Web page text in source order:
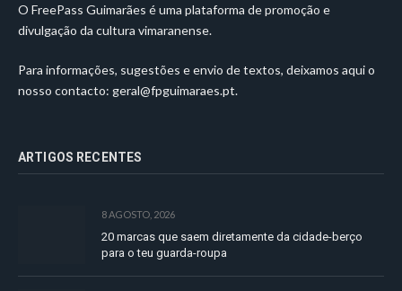
O FreePass Guimarães é uma plataforma de promoção e
divulgação da cultura vimaranense.
Para informações, sugestões e envio de textos, deixamos aqui o
nosso contacto: geral@fpguimaraes.pt.
ARTIGOS RECENTES
8 AGOSTO, 2026
20 marcas que saem diretamente da cidade-berço
para o teu guarda-roupa